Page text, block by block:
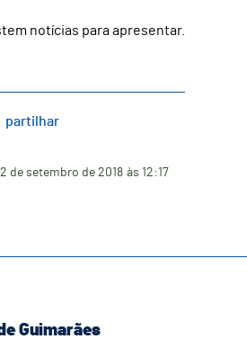
notícias para apresentar.
partilhar
de setembro de 2018 às 12:17
Guimarães